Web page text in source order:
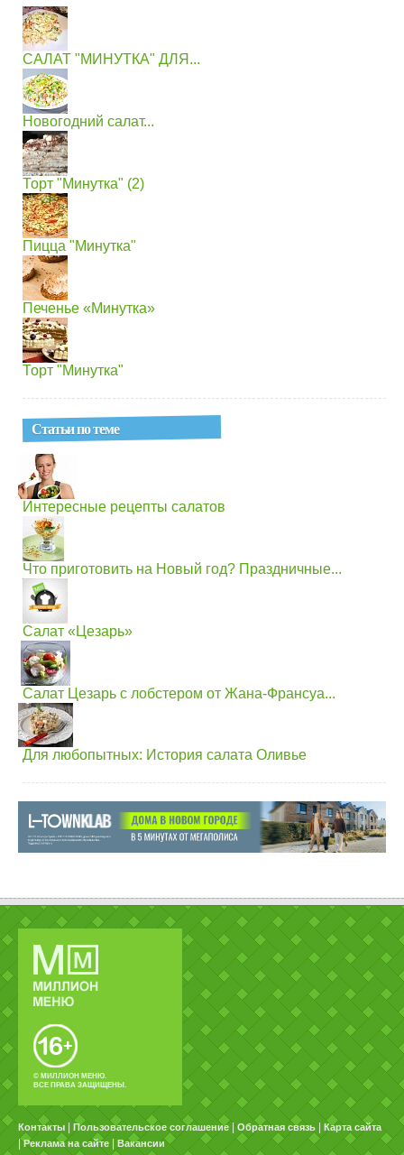
САЛАТ "МИНУТКА" ДЛЯ...
Новогодний салат...
Торт "Минутка" (2)
Пицца "Минутка"
Печенье «Минутка»
Торт "Минутка"
Статьи по теме
Интересные рецепты салатов
Что приготовить на Новый год? Праздничные...
Салат «Цезарь»
Салат Цезарь с лобстером от Жана-Франсуа...
Для любопытных: История салата Оливье
© МИЛЛИОН МЕНЮ.
ВСЕ ПРАВА ЗАЩИЩЕНЫ.
Контакты Пользовательское соглашение Обратная связь Карта сайта
|Реклама на сайте Вакансии